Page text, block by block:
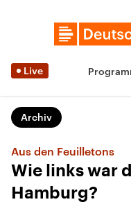
Live
Archiv
Aus den Feuilletons
Wie links war
Hamburg?